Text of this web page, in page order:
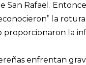
Rafael.
la
la
enfrentan